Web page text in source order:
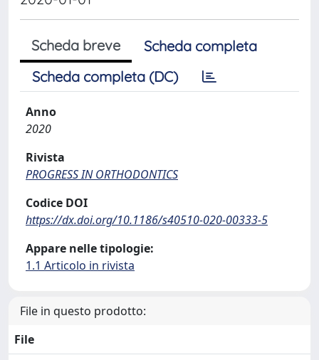
Scheda breve
Scheda completa
Scheda completa (DC)
Anno
2020
Rivista
PROGRESS IN ORTHODONTICS
Codice DOI
https://dx.doi.org/10.1186/s40510-020-00333-5
Appare nelle tipologie:
1.1 Articolo in rivista
File in questo prodotto:
File